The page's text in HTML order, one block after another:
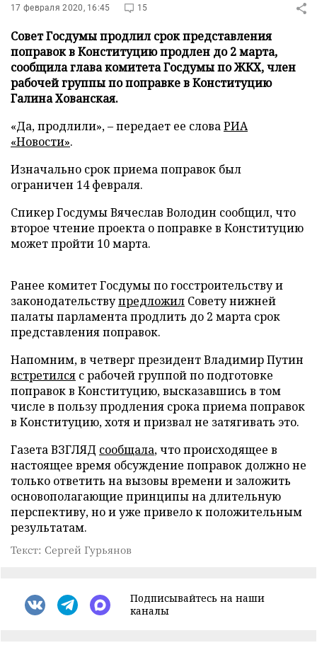
17 февраля 2020, 16:45 15
Совет Госдумы продлил срок представления
поправок в Конституцию продлен до 2 марта,
сообщила глава комитета Госдумы по ЖКХ, член
рабочей группы по поправке в Конституцию
Галина Хованская.
«Да, продлили», – передает ее словаРИА
«Новости».
Изначально срок приема поправок был
ограничен 14 февраля.
Спикер Госдумы Вячеслав Володин сообщил, что
второе чтение проекта о поправке в Конституцию
может пройти 10 марта.
Ранее комитет Госдумы по госстроительству и
законодательствупредложил Совету нижней
палаты парламента продлить до 2 марта срок
представления поправок.
Напомним, в четверг президент Владимир Путин
встретился с рабочей группой по подготовке
поправок в Конституцию, высказавшись в том
числе в пользу продления срока приема поправок
в Конституцию, хотя и призвал не затягивать это.
Газета ВЗГЛЯД сообщала, что происходящее в
настоящее время обсуждение поправок должно не
только ответить на вызовы времени и заложить
основополагающие принципы на длительную
перспективу, но и уже привело к положительным
результатам.
Текст: Сергей Гурьянов
Подписывайтесь на наши
каналы